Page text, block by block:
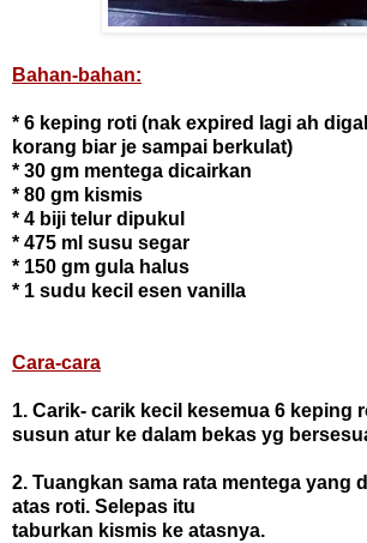
Bahan-bahan:
* 6 keping roti (nak expired lagi ah
korang biar je sampai berkulat)
* 30 gm mentega dicairkan
* 80 gm kismis
* 4 biji telur dipukul
* 475 ml susu segar
* 150 gm gula halus
* 1 sudu kecil esen vanilla
Cara-cara
1. Carik- carik kecil kesemua 6 keping
susun atur ke dalam bekas yg
2. Tuangkan sama rata mentega yang
atas roti. Selepas itu
taburkan kismis ke atasnya.